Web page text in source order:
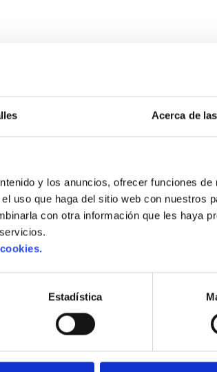
Acerca de
y los anuncios, ofrecer funciones de
uso que haga del sitio web con nuestros
con otra información que les haya
Estadística
de Barcelona
el
juntos las soluciones de salud
, Head of Partners en Zurich
ecosistema de cuidados de Zurich, al
hábitos y rutinas para vivir mejor.